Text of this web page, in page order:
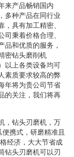
来产品畅销国内
多种产品在同行业
具有加工精密、
秉着价格合理、
品和优质的服务，
密钻头磨削机
以上各类设备均可
素质要求较高的弊
年将为贵公司节省
的关注，我们将再
，钻头刃磨机，万
携式，研磨精准且
经济，大大节省成
钻头刃磨机可以刃